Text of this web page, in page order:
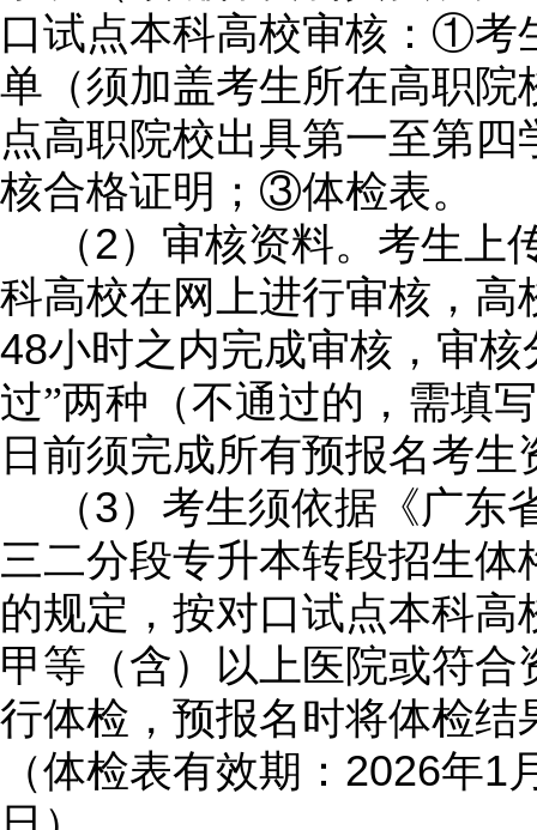
口试点本科高校审核：①考
单（须加盖考生所在高职
点高职院校出具第一至第
核合格证明；③体检表。
（2）审核资料。考生上
科高校在网上进行审核，高
48小时之内完成审核，审核
过”两种（不通过的，需填
日前须完成所有预报名考生
（3）考生须依据《广东
三二分段专升本转段招生体
的规定，按对口试点本科
甲等（含）以上医院或符
行体检，预报名时将体检结
（体检表有效期： 2026年1